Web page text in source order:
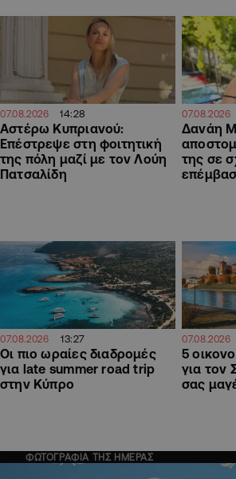
07.08.2026 14:28
Αστέρω Κυπριανού:
Επέστρεψε στη φοιτητική
της πόλη μαζί με τον Λούη
Πατσαλίδη
07.08.2026
Δανάη
της σε
07.08.2026 13:27
Οι πιο ωραίες διαδρομές
για late summer road trip
στην Κύπρο
07.08.2026
5
για τον
σας
ΦΩΤΟΓΡΑΦΙΑ ΤΗΣ ΗΜΕΡΑΣ